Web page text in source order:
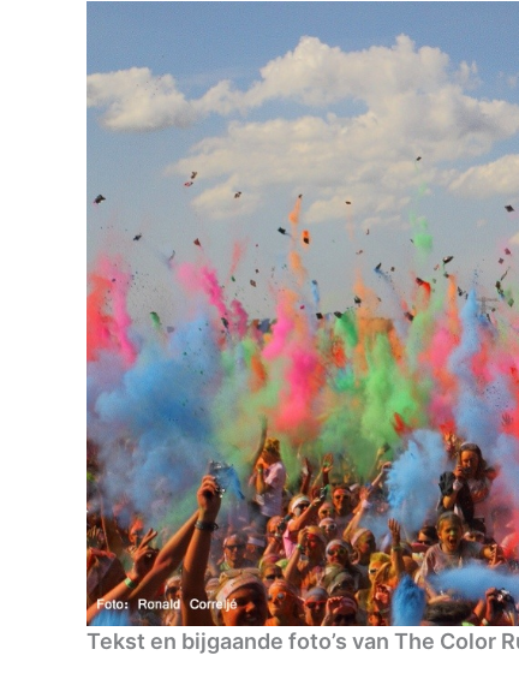
Tekst en bijgaande foto’s van The Color